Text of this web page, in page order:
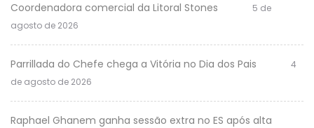
Coordenadora comercial da Litoral Stones
5 de
agosto de 2026
Parrillada do Chefe chega a Vitória no Dia dos Pais
4
de agosto de 2026
Raphael Ghanem ganha sessão extra no ES após alta